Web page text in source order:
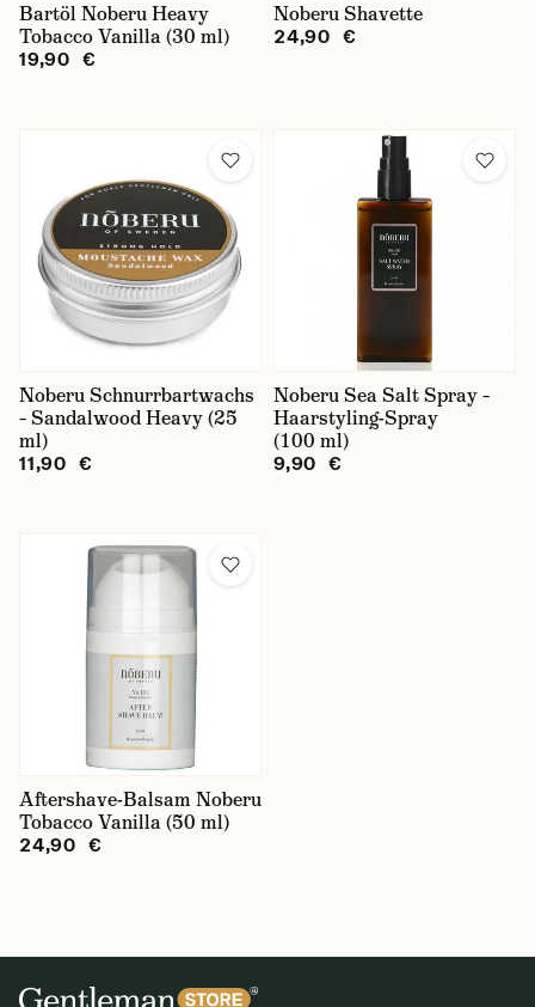
Bartöl Noberu Heavy
Tobacco Vanilla (30 ml)
19,90 €
Noberu Shavette
24,90 €
Noberu Schnurrbartwachs
– Sandalwood Heavy (25
ml)
11,90 €
Noberu Sea Salt Spray –
Haarstyling-Spray
(100 ml)
9,90 €
Aftershave-Balsam Noberu
Tobacco Vanilla (50 ml)
24,90 €